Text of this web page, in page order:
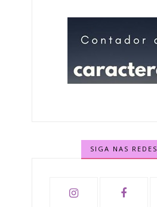
SIGA NAS REDES